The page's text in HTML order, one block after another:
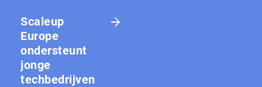
Scaleup
Europe
ondersteunt
jonge
techbedrijven